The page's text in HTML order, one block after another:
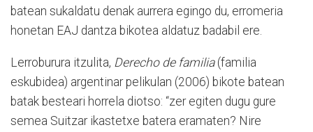
batean sukaldatu denak aurrera egingo du, erromeria
honetan EAJ dantza bikotea aldatuz badabil ere.
Lerroburura itzulita, Derecho de familia(familia
eskubidea) argentinar pelikulan (2006) bikote batean
batak besteari horrela diotso: “zer egiten dugu gure
semea Suitzar ikastetxe batera eramaten? Nire